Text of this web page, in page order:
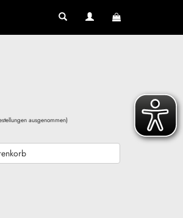
ausgenommen)